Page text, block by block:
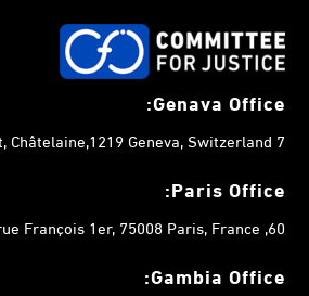
Genava Office:
7 chemin de Balexert, Châtelaine,1219 Geneva, Switzerland.
Paris Office:
60, rue François 1er, 75008 Paris, France.
Gambia Office: